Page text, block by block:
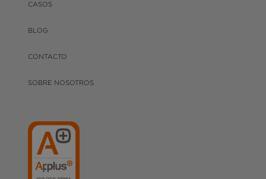
CASOS
BLOG
CONTACTO
SOBRE NOSOTROS